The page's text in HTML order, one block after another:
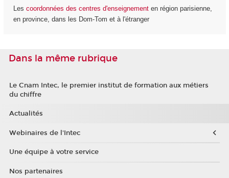
Les coordonnées des centres d'enseignement en région parisienne,
en province, dans les Dom-Tom et à l'étranger
Dans la même rubrique
Le Cnam Intec, le premier institut de formation aux métiers
du chiffre
Actualités
Webinaires de l'Intec
Une équipe à votre service
Nos partenaires